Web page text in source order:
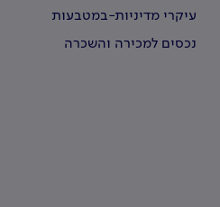
עיקרי מדיניות-במטבעות
וירטואליים
נכסים למכירה והשכרה